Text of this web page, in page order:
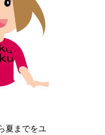
夏までをユ